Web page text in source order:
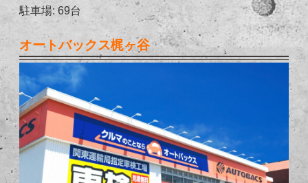
駐車場: 69台
オートバックス梶ヶ谷